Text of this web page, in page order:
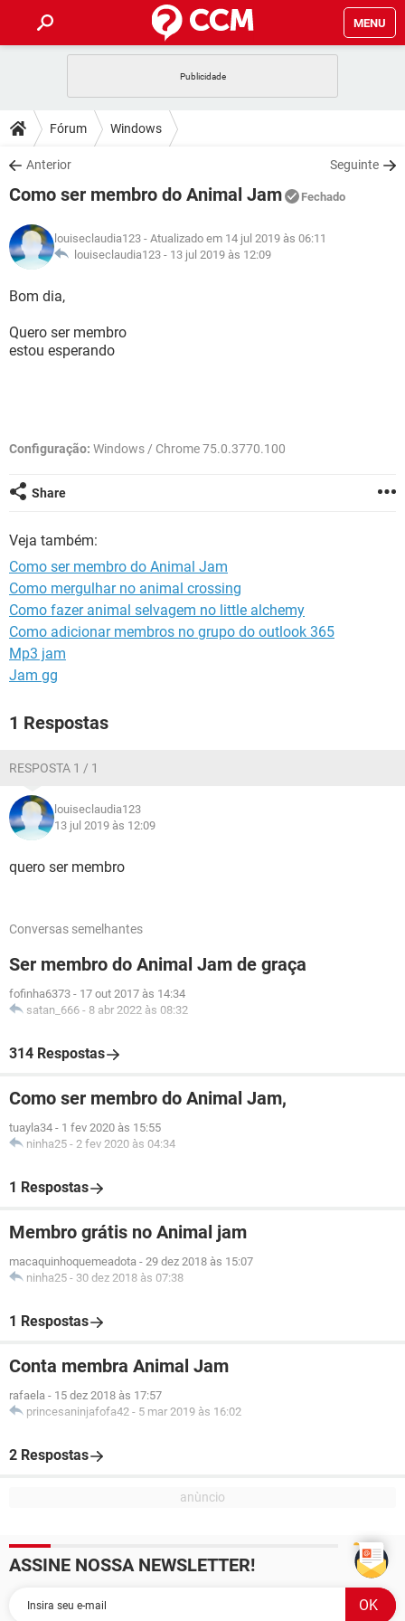
MENU
CELULAR
OUTLOOK
INSTAGRAM GMAIL
GUIA DE COMPRAS
DICAS
JOGOS
INSTAGRAM GMAIL
GUIA DE COMPRAS
DOWNLOADS
JOGOS WHATSAPP
CELULAR
OUTLOOK EXCEL
INSTAGRAM
JOGOS WHATSAPP
CELULAR
OUTLOOK
INSTAGRAM
GLOSSÁRIO
JOGOS
OUTLOOK
Fórum Windows
Anterior Seguinte
Como ser membro do Animal Jam Fechado
louiseclaudia123 - Atualizado em 14 jul 2019 às 06:11
louiseclaudia123 - 13 jul 2019 às 12:09
Bom dia,
Quero ser membro
estou esperando
Configuração: Windows / Chrome 75.0.3770.100
Share
Veja também:
Como ser membro do Animal Jam
Como mergulhar no animal crossing
Como fazer animal selvagem no little alchemy
Como adicionar membros no grupo do outlook 365
Mp3 jam
Jam gg
1 Respostas
RESPOSTA 1 / 1
louiseclaudia123
13 jul 2019 às 12:09
quero ser membro
Conversas semelhantes
Ser membro do Animal Jam de graça
fofinha6373 - 17 out 2017 às 14:34
satan_666 - 8 abr 2022 às 08:32
314 Respostas
Como ser membro do Animal Jam,
tuayla34 - 1 fev 2020 às 15:55
ninha25 - 2 fev 2020 às 04:34
1 Respostas
Membro grátis no Animal jam
macaquinhoquemeadota - 29 dez 2018 às 15:07
ninha25 - 30 dez 2018 às 07:38
1 Respostas
Conta membra Animal Jam
rafaela - 15 dez 2018 às 17:57
princesaninjafofa42 - 5 mar 2019 às 16:02
2 Respostas
ASSINE NOSSA NEWSLETTER!